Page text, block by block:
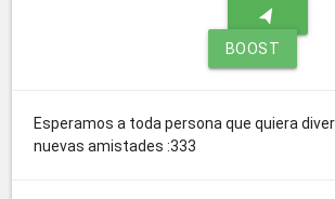
navigation
BOOST
Esperamos a toda persona que quiera
nuevas amistades :333